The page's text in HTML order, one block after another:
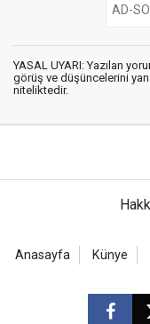
YASAL UYARI: Yazılan
görüş ve düşüncelerini
niteliktedir.
Anasayfa Künye